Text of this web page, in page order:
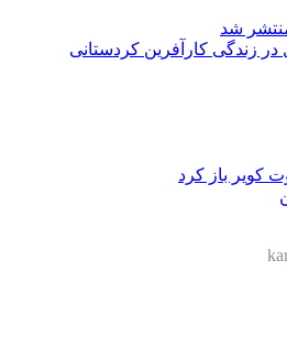
شد
زندگی کارآفرین کردستانی
کویر باز کرد